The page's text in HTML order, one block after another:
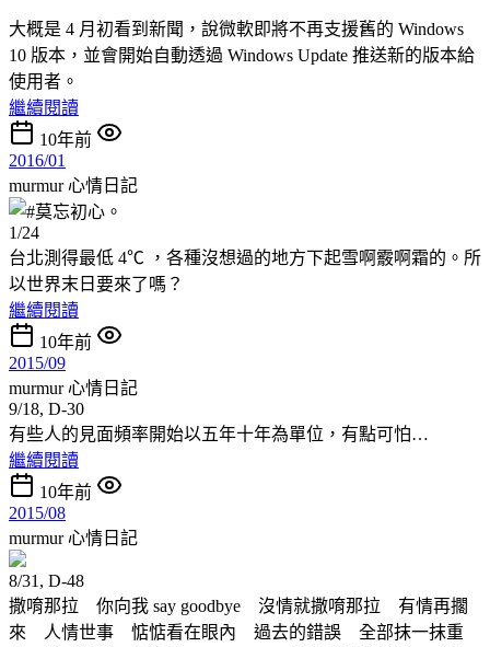
大概是 4 月初看到新聞，說微軟即將不再支援舊的 Windows
10 版本，並會開始自動透過 Windows Update 推送新的版本給
使用者。
繼續閱讀
10年前
2016/01
murmur心情日記
1/24
台北測得最低 4℃ ，各種沒想過的地方下起雪啊霰啊霜的。所
以世界末日要來了嗎？
繼續閱讀
10年前
2015/09
murmur心情日記
9/18, D-30
有些人的見面頻率開始以五年十年為單位，有點可怕…
繼續閱讀
10年前
2015/08
murmur心情日記
8/31, D-48
撒唷那拉 你向我 say goodbye 沒情就撒唷那拉 有情再擱
來 人情世事 惦惦看在眼內 過去的錯誤 全部抹一抹重